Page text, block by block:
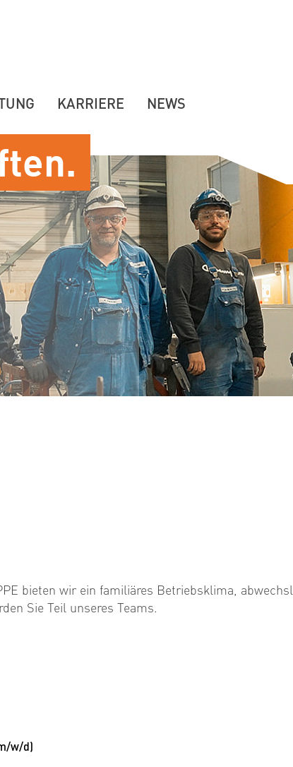
bieten wir ein familiäres Betriebsklima,
Sie Teil unseres Teams.
w/d)
KARRIERE NEWS